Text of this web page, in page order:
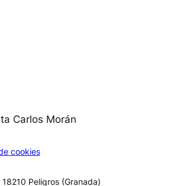
Carlos Morán
cookies
Peligros (Granada)